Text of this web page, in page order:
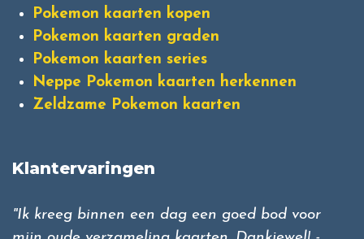
Pokemon kaarten kopen
Pokemon kaarten graden
Pokemon kaarten series
Neppe Pokemon kaarten herkennen
Zeldzame Pokemon kaarten
Klantervaringen
"Ik kreeg binnen een dag een goed bod voor